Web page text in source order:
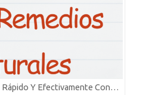
Rápido Y Efectivamente Con…